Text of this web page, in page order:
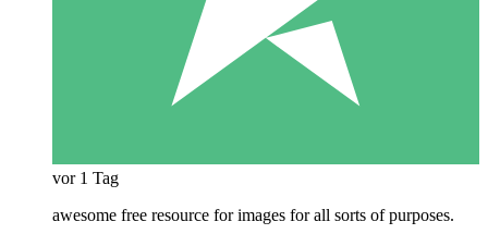
vor 1 Tag
awesome free resource for images for all sorts of purposes.